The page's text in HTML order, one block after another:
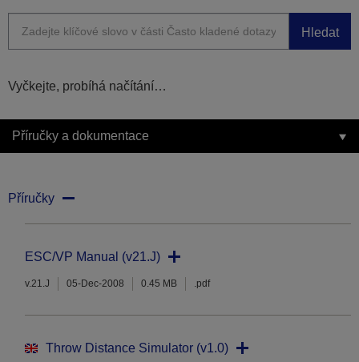
Hledat
Vyčkejte, probíhá načítání…
Příručky a dokumentace
Příručky
ESC/VP Manual (v21.J)
v.21.J 05-Dec-2008 0.45 MB .pdf
Throw Distance Simulator (v1.0)